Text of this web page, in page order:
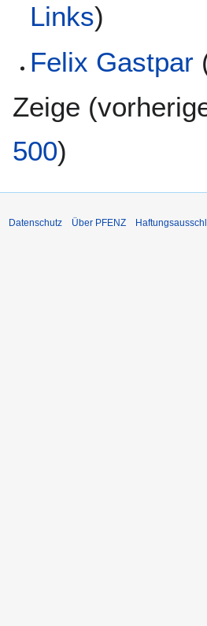
Links)
Felix Gastpar
Zeige (
500)
Datenschutz Über PFENZ